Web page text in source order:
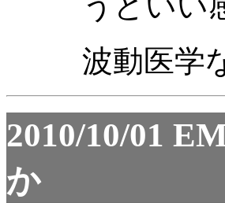
波動医学
2010/10/01
か